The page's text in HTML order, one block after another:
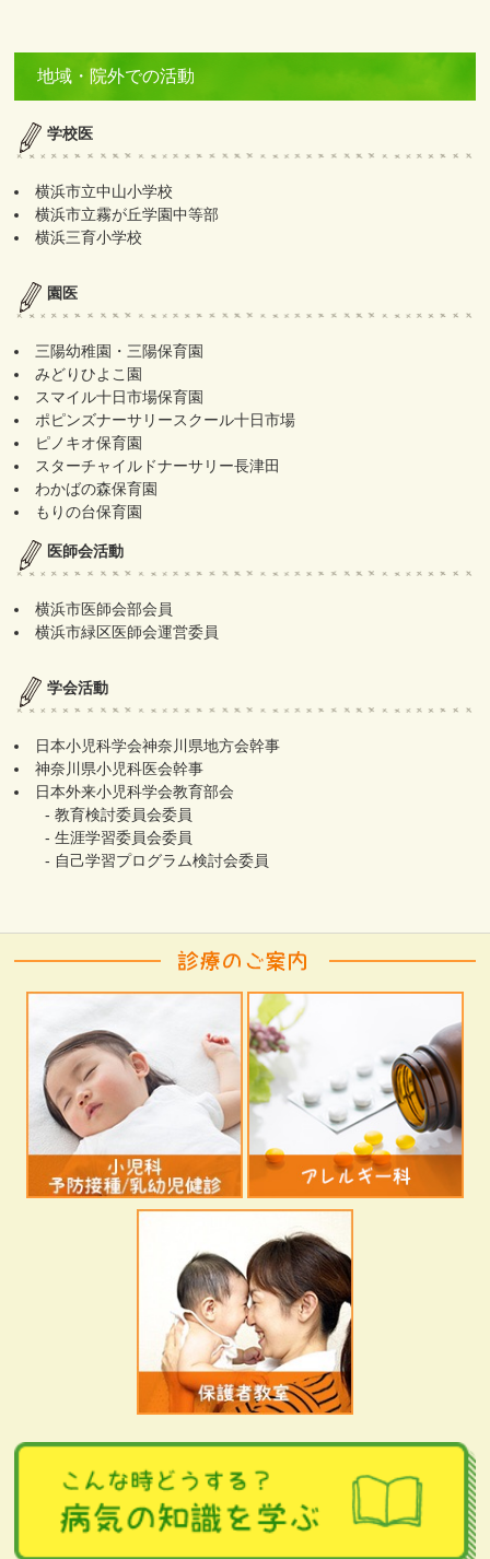
地域・院外での活動
学校医
横浜市立中山小学校
横浜市立霧が丘学園中等部
横浜三育小学校
園医
三陽幼稚園・三陽保育園
みどりひよこ園
スマイル十日市場保育園
ポピンズナーサリースクール十日市場
ピノキオ保育園
スターチャイルドナーサリー長津田
わかばの森保育園
もりの台保育園
医師会活動
横浜市医師会部会員
横浜市緑区医師会運営委員
学会活動
日本小児科学会神奈川県地方会幹事
神奈川県小児科医会幹事
日本外来小児科学会教育部会
- 教育検討委員会委員
- 生涯学習委員会委員
- 自己学習プログラム検討会委員